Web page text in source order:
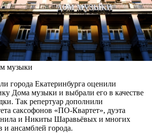
музыки
города Екатеринбурга оценили
Дома музыки и выбрали его в качестве
Так репертуар дополнили
саксофонов «ПО-Квартет», дуэта
и Никиты Шаравьёвых и многих
и ансамблей города.